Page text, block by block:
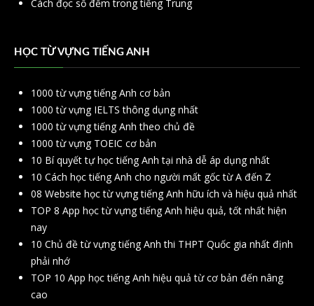
Cách đọc số đếm trong tiếng Trung
HỌC TỪ VỰNG TIẾNG ANH
1000 từ vựng tiếng Anh cơ bản
1000 từ vựng IELTS thông dụng nhất
1000 từ vựng tiếng Anh theo chủ đề
1000 từ vựng TOEIC cơ bản
10 Bí quyết tự học tiếng Anh tại nhà dễ áp dụng nhất
10 Cách học tiếng Anh cho người mất gốc từ A đến Z
08 Website học từ vựng tiếng Anh hữu ích và hiệu quả nhất
TOP 8 App học từ vựng tiếng Anh hiệu quả, tốt nhất hiện
nay
10 Chủ đề từ vựng tiếng Anh thi THPT Quốc gia nhất định
phải nhớ
TOP 10 App học tiếng Anh hiệu quả từ cơ bản đến nâng
cao